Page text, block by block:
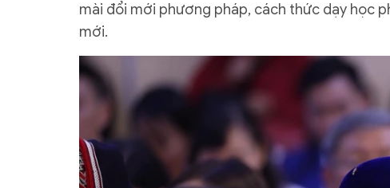
mài đổi mới phương pháp, cách thức dạy học
mới.